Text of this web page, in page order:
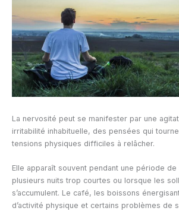
La nervosité peut se manifester par une
irritabilité inhabituelle, des pensées qui
tensions physiques difficiles à relâcher.
Elle apparaît souvent pendant une période
plusieurs nuits trop courtes ou lorsque les
s’accumulent. Le café, les boissons
d’activité physique et certains problèmes de